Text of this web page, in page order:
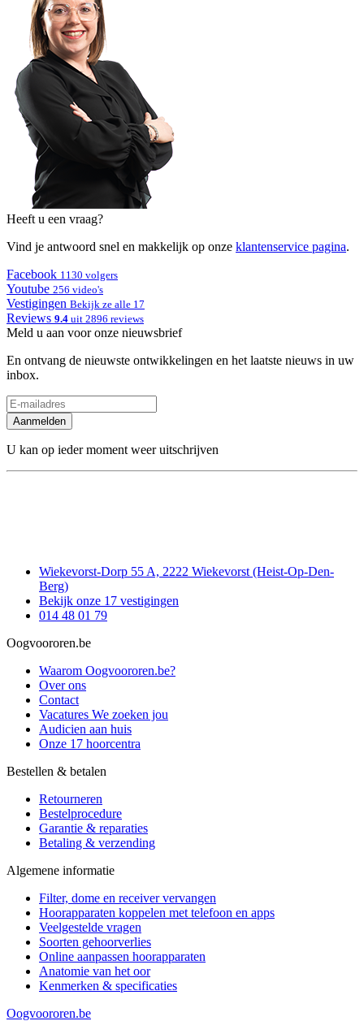
Heeft u een vraag?
Vind je antwoord snel en makkelijk op onze klantenservice pagina.
Facebook 1130 volgers
Youtube 256 video's
Vestigingen Bekijk ze alle 17
Reviews 9.4 uit 2896 reviews
Meld u aan voor onze nieuwsbrief
En ontvang de nieuwste ontwikkelingen en het laatste nieuws in uw
inbox.
Aanmelden
U kan op ieder moment weer uitschrijven
Wiekevorst-Dorp 55 A, 2222 Wiekevorst (Heist-Op-Den-
Berg)
Bekijk onze 17 vestigingen
014 48 01 79
Oogvoororen.be
Waarom Oogvoororen.be?
Over ons
Contact
Vacatures We zoeken jou
Audicien aan huis
Onze 17 hoorcentra
Bestellen & betalen
Retourneren
Bestelprocedure
Garantie & reparaties
Betaling & verzending
Algemene informatie
Filter, dome en receiver vervangen
Hoorapparaten koppelen met telefoon en apps
Veelgestelde vragen
Soorten gehoorverlies
Online aanpassen hoorapparaten
Anatomie van het oor
Kenmerken & specificaties
Oogvoororen.be